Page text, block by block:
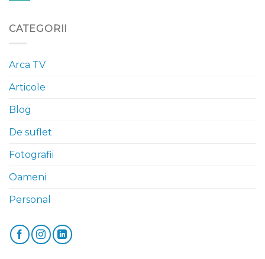
CATEGORII
Arca TV
Articole
Blog
De suflet
Fotografii
Oameni
Personal